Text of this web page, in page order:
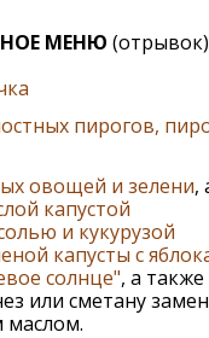
МЕНЮ
пирогов,
овощей и зелени,
капустой
и кукурузой
капусты с
солнце", а также
или сметану
маслом.